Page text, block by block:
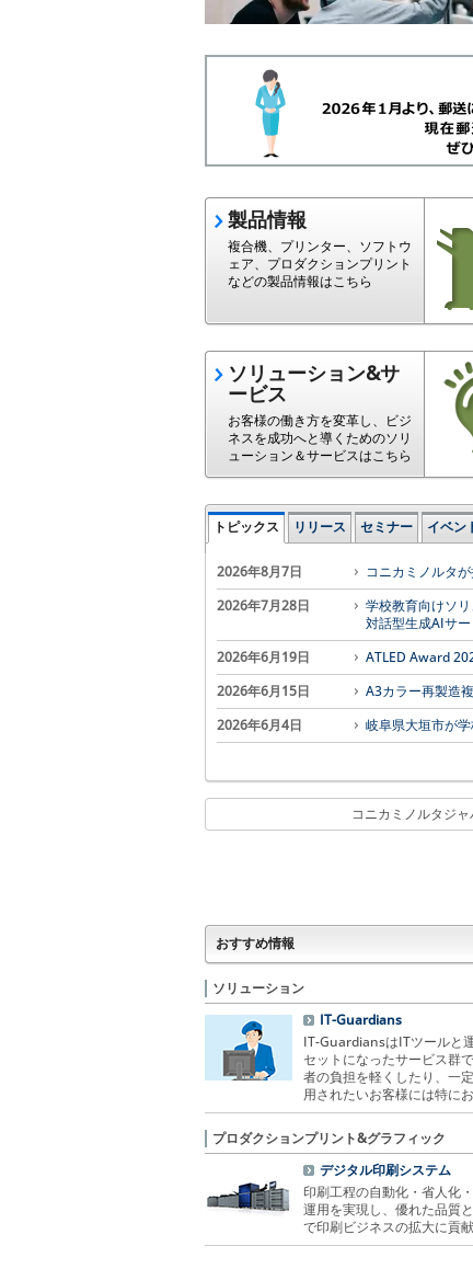
製品情報
複合機、プリンター、ソフトウ
ェア、プロダクションプリント
などの製品情報はこちら
ソリューション&サ
ービス
お客様の働き方を変革し、ビジ
ネスを成功へと導くためのソリ
ューション＆サービスはこちら
トピックス リリース セミナー イベン
2026年8月7日
コニカミノルタ
2026年7月28日
学校教育向けソ
対話型生成AIサ
2026年6月19日
ATLED Award
2026年6月15日
A3カラー再製造
2026年6月4日
岐阜県大垣市が
コニカミノルタジ
おすすめ情報
ソリューション
IT-Guardians
IT-GuardiansはITツールと
セットになったサービス群
者の負担を軽くしたり、一
用されたいお客様には特にお
プロダクションプリント&グラフィック
デジタル印刷システム
印刷工程の自動化・省人化
運用を実現し、優れた品質
で印刷ビジネスの拡大に貢献